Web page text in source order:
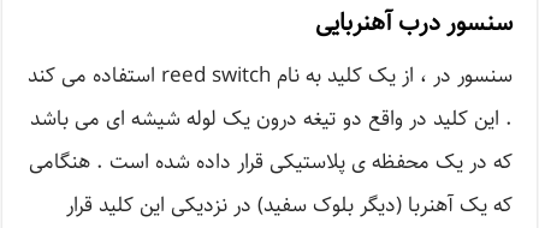
سنسور درب آهنربایی
سنسور در ، از یک کلید به نام reed switch استفاده می کند
. این کلید در واقع دو تیغه درون یک لوله شیشه ای می باشد
که در یک محفظه ی پلاستیکی قرار داده شده است . هنگامی
که یک آهنربا (دیگر بلوک سفید) در نزدیکی این کلید قرار